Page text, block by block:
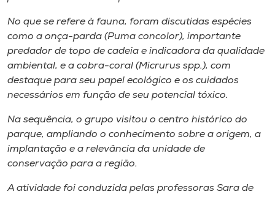
No que se refere à fauna, foram discutidas espécies
como a onça-parda (Puma concolor), importante
predador de topo de cadeia e indicadora da qualidade
ambiental, e a cobra-coral (Micrurus spp.), com
destaque para seu papel ecológico e os cuidados
necessários em função de seu potencial tóxico.
Na sequência, o grupo visitou o centro histórico do
parque, ampliando o conhecimento sobre a origem, a
implantação e a relevância da unidade de
conservação para a região.
A atividade foi conduzida pelas professoras Sara de